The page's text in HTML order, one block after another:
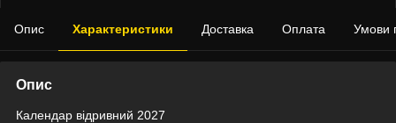
Опис Характеристики Доставка Оплата Умови
Опис
Календар відривний 2027